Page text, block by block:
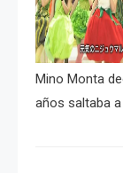
Mino Monta
años saltaba a